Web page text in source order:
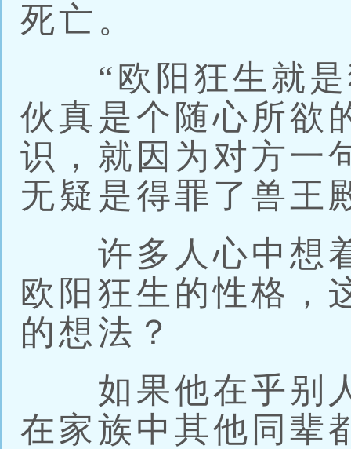
死亡。
“欧阳狂生就是
伙真是个随心所欲
识，就因为对方一
无疑是得罪了兽王
许多人心中想着
欧阳狂生的性格，
的想法？
如果他在乎别人
在家族中其他同辈